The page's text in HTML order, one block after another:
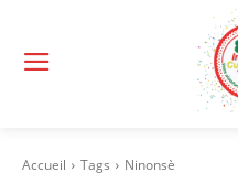
Accueil Tags Ninonsè